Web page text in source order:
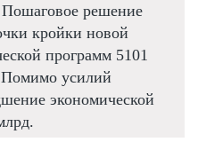
решение
кройки новой
программ 5101
усилий
экономической